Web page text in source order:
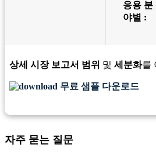
응용 분
야별 :
상세 시장 보고서 범위 및 세분화를
무료 샘플 다운로드
자주 묻는 질문